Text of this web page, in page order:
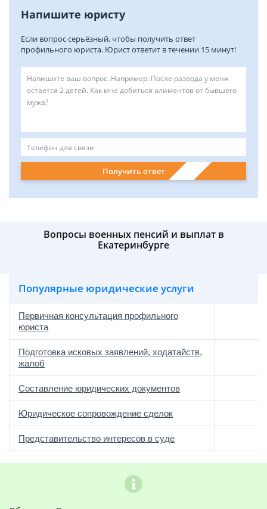
Напишите юристу
Если вопрос серьёзный, чтобы получить ответ
профильного юриста. Юрист ответит в течении 15 минут!
Получить ответ
Вопросы военных пенсий и выплат в
Екатеринбурге
Популярные юридические услуги
Первичная консультация профильного
юриста
Подготовка исковых заявлений, ходатайств,
жалоб
Составление юридических документов
Юридическое сопровождение сделок
Представительство интересов в суде